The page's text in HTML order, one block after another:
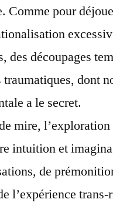
Comme pour
des découpages
traumatiques, dont
a le secret.
mire, l’exploration
intuition et
de
l’expérience